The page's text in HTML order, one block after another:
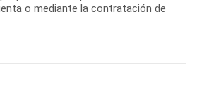
o mediante la contratación de